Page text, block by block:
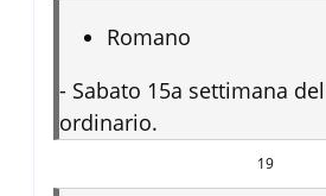
Romano
- Sabato 15a settimana
ordinario.
19